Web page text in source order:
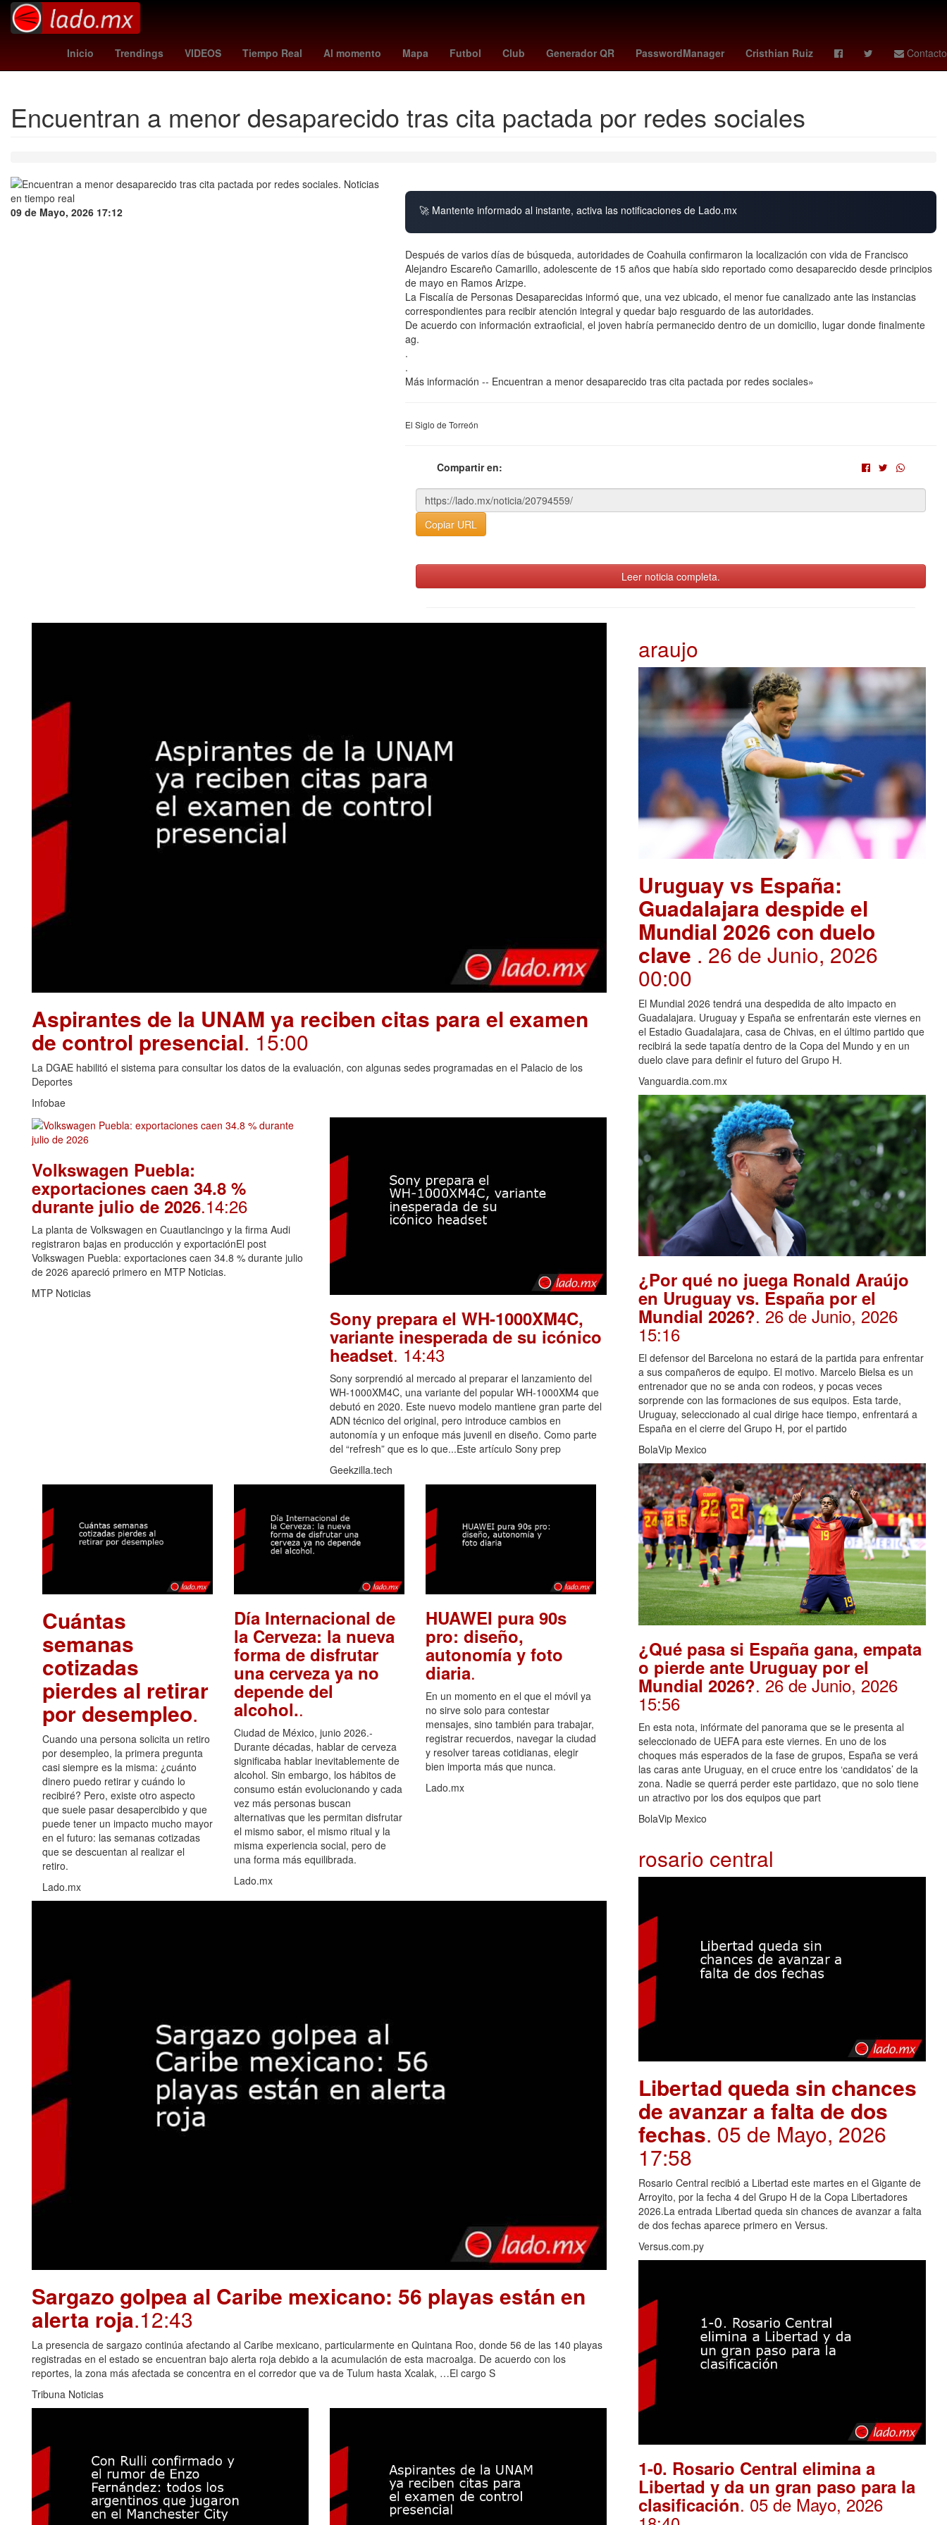
Inicio Trendings VIDEOS Tiempo Real Al momento Mapa Futbol Club Generador QR PasswordManager Cristhian Ruiz Contacto
combustible liga mx posiciones Luis Cárdenas santos Sydney Sweeney platense vs talleres real betis Chicago Fire Club Universidad Nacional Vinícius Júnior
Encuentran a menor desaparecido tras cita pactada por redes sociales
09 de Mayo, 2026 17:12 🚀 Mantente informado al instante, activa las notificaciones de Lado.mx
Después de varios días de búsqueda, autoridades de Coahuila confirmaron la localización con vida de Francisco
Alejandro Escareño Camarillo, adolescente de 15 años que había sido reportado como desaparecido desde principios
de mayo en Ramos Arizpe.
La Fiscalía de Personas Desaparecidas informó que, una vez ubicado, el menor fue canalizado ante las instancias
correspondientes para recibir atención integral y quedar bajo resguardo de las autoridades.
De acuerdo con información extraoficial, el joven habría permanecido dentro de un domicilio, lugar donde finalmente
ag.
.
.
Más información -- Encuentran a menor desaparecido tras cita pactada por redes sociales»
El Siglo de Torreón
Compartir en:
Copiar URL
Leer noticia completa.
Aspirantes de la UNAM ya reciben citas para el examen
de control presencial. 15:00
La DGAE habilitó el sistema para consultar los datos de la evaluación, con algunas sedes programadas en el Palacio de los
Deportes
Infobae
Volkswagen Puebla:
exportaciones caen 34.8 %
durante julio de 2026.14:26
La planta de Volkswagen en Cuautlancingo y la firma Audi
registraron bajas en producción y exportaciónEl post
Volkswagen Puebla: exportaciones caen 34.8 % durante julio
de 2026 apareció primero en MTP Noticias.
MTP Noticias
Sony prepara el WH-1000XM4C,
variante inesperada de su icónico
headset. 14:43
Sony sorprendió al mercado al preparar el lanzamiento del
WH-1000XM4C, una variante del popular WH-1000XM4 que
debutó en 2020. Este nuevo modelo mantiene gran parte del
ADN técnico del original, pero introduce cambios en
autonomía y un enfoque más juvenil en diseño. Como parte
del “refresh” que es lo que...Este artículo Sony prep
Geekzilla.tech
Cuántas
semanas
cotizadas
pierdes al retirar
por desempleo.
Cuando una persona solicita un retiro
por desempleo, la primera pregunta
casi siempre es la misma: ¿cuánto
dinero puedo retirar y cuándo lo
recibiré? Pero, existe otro aspecto
que suele pasar desapercibido y que
puede tener un impacto mucho mayor
en el futuro: las semanas cotizadas
que se descuentan al realizar el
retiro.
Lado.mx
Día Internacional de
la Cerveza: la nueva
forma de disfrutar
una cerveza ya no
depende del
alcohol..
Ciudad de México, junio 2026.-
Durante décadas, hablar de cerveza
significaba hablar inevitablemente de
alcohol. Sin embargo, los hábitos de
consumo están evolucionando y cada
vez más personas buscan
alternativas que les permitan disfrutar
el mismo sabor, el mismo ritual y la
misma experiencia social, pero de
una forma más equilibrada.
Lado.mx
HUAWEI pura 90s
pro: diseño,
autonomía y foto
diaria.
En un momento en el que el móvil ya
no sirve solo para contestar
mensajes, sino también para trabajar,
registrar recuerdos, navegar la ciudad
y resolver tareas cotidianas, elegir
bien importa más que nunca.
Lado.mx
Sargazo golpea al Caribe mexicano: 56 playas están en
alerta roja.12:43
La presencia de sargazo continúa afectando al Caribe mexicano, particularmente en Quintana Roo, donde 56 de las 140 playas
registradas en el estado se encuentran bajo alerta roja debido a la acumulación de esta macroalga. De acuerdo con los
reportes, la zona más afectada se concentra en el corredor que va de Tulum hasta Xcalak, …El cargo S
Tribuna Noticias
araujo
Uruguay vs España:
Guadalajara despide el
Mundial 2026 con duelo
clave . 26 de Junio, 2026
00:00
El Mundial 2026 tendrá una despedida de alto impacto en
Guadalajara. Uruguay y España se enfrentarán este viernes en
el Estadio Guadalajara, casa de Chivas, en el último partido que
recibirá la sede tapatía dentro de la Copa del Mundo y en un
duelo clave para definir el futuro del Grupo H.
Vanguardia.com.mx
¿Por qué no juega Ronald Araújo
en Uruguay vs. España por el
Mundial 2026?. 26 de Junio, 2026
15:16
El defensor del Barcelona no estará de la partida para enfrentar
a sus compañeros de equipo. El motivo. Marcelo Bielsa es un
entrenador que no se anda con rodeos, y pocas veces
sorprende con las formaciones de sus equipos. Esta tarde,
Uruguay, seleccionado al cual dirige hace tiempo, enfrentará a
España en el cierre del Grupo H, por el partido
BolaVip Mexico
¿Qué pasa si España gana, empata
o pierde ante Uruguay por el
Mundial 2026?. 26 de Junio, 2026
15:56
En esta nota, infórmate del panorama que se le presenta al
seleccionado de UEFA para este viernes. En uno de los
choques más esperados de la fase de grupos, España se verá
las caras ante Uruguay, en el cruce entre los ‘candidatos’ de la
zona. Nadie se querrá perder este partidazo, que no solo tiene
un atractivo por los dos equipos que part
BolaVip Mexico
rosario central
Libertad queda sin chances
de avanzar a falta de dos
fechas. 05 de Mayo, 2026
17:58
Rosario Central recibió a Libertad este martes en el Gigante de
Arroyito, por la fecha 4 del Grupo H de la Copa Libertadores
2026.La entrada Libertad queda sin chances de avanzar a falta
de dos fechas aparece primero en Versus.
Versus.com.py
1-0. Rosario Central elimina a
Libertad y da un gran paso para la
clasificación. 05 de Mayo, 2026